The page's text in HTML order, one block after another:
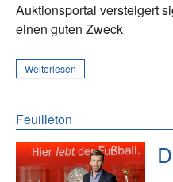
Auktionsportal versteigert
einen guten Zweck
Weiterlesen
Feuilleton